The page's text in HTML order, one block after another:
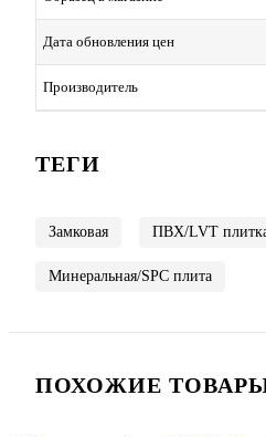
Дата обновления цен
Производитель
ТЕГИ
Замковая ПВХ/LVT
Минеральная/SPC плита
ПОХОЖИЕ ТОВАРЫ